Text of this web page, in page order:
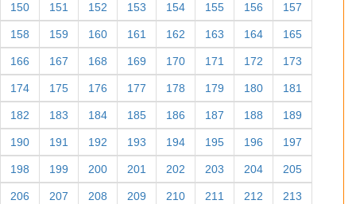
150 151 152 153 154 155 156 157
158 159 160 161 162 163 164 165
166 167 168 169 170 171 172 173
174 175 176 177 178 179 180 181
182 183 184 185 186 187 188 189
190 191 192 193 194 195 196 197
198 199 200 201 202 203 204 205
206 207 208 209 210 211 212 213